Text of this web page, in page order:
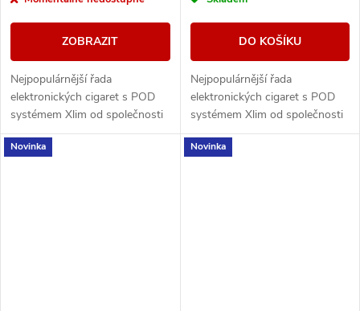
ZOBRAZIT
Nejpopulárnější řada
elektronických cigaret s POD
systémem Xlim od společnosti
OXVA představuje model GO.
Tělo baterie s vestavěným
DO KOŠÍKU
Nejpopulárnější řada
elektronických cigaret s POD
systémem Xlim od společnosti
OXVA představuje model GO.
Tělo baterie s vestavěným
Novinka Novinka